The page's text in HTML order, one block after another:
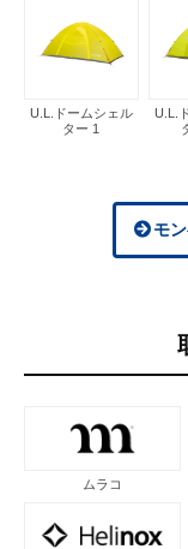
U.L.ドームシェル
ター 1
U.L.
モ
ムラコ